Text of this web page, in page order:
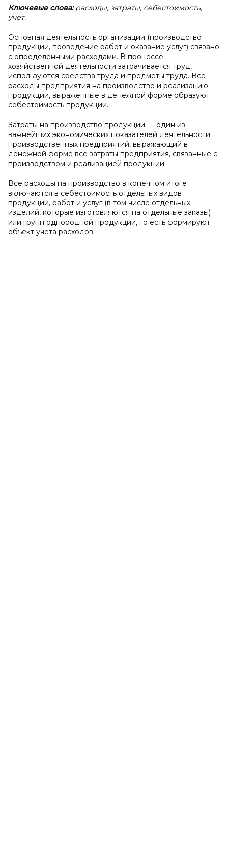
Ключевые слова:расходы, затраты, себестоимость,
учет.
Основная деятельность организации (производство
продукции, проведение работ и оказание услуг) связано
с определенными расходами. В процессе
хозяйственной деятельности затрачивается труд,
используются средства труда и предметы труда. Все
расходы предприятия на производство и реализацию
продукции, выраженные в денежной форме образуют
себестоимость продукции.
Затраты на производство продукции — один из
важнейших экономических показателей деятельности
производственных предприятий, выражающий в
денежной форме все затраты предприятия, связанные с
производством и реализацией продукции.
Все расходы на производство в конечном итоге
включаются в себестоимость отдельных видов
продукции, работ и услуг (в том числе отдельных
изделий, которые изготовляются на отдельные заказы)
или групп однородной продукции, то есть формируют
объект учета расходов.